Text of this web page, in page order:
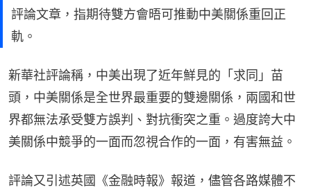
評論文章，指期待雙方會晤可推動中美關係重回正
軌。
新華社評論稱，中美出現了近年鮮見的「求同」苗
頭，中美關係是全世界最重要的雙邊關係，兩國和世
界都無法承受雙方誤判、對抗衝突之重。過度誇大中
美關係中競爭的一面而忽視合作的一面，有害無益。
評論又引述英國《金融時報》報道，儘管各路媒體不